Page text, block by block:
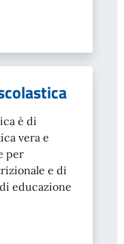
è di
vera e
per
e di
educazione